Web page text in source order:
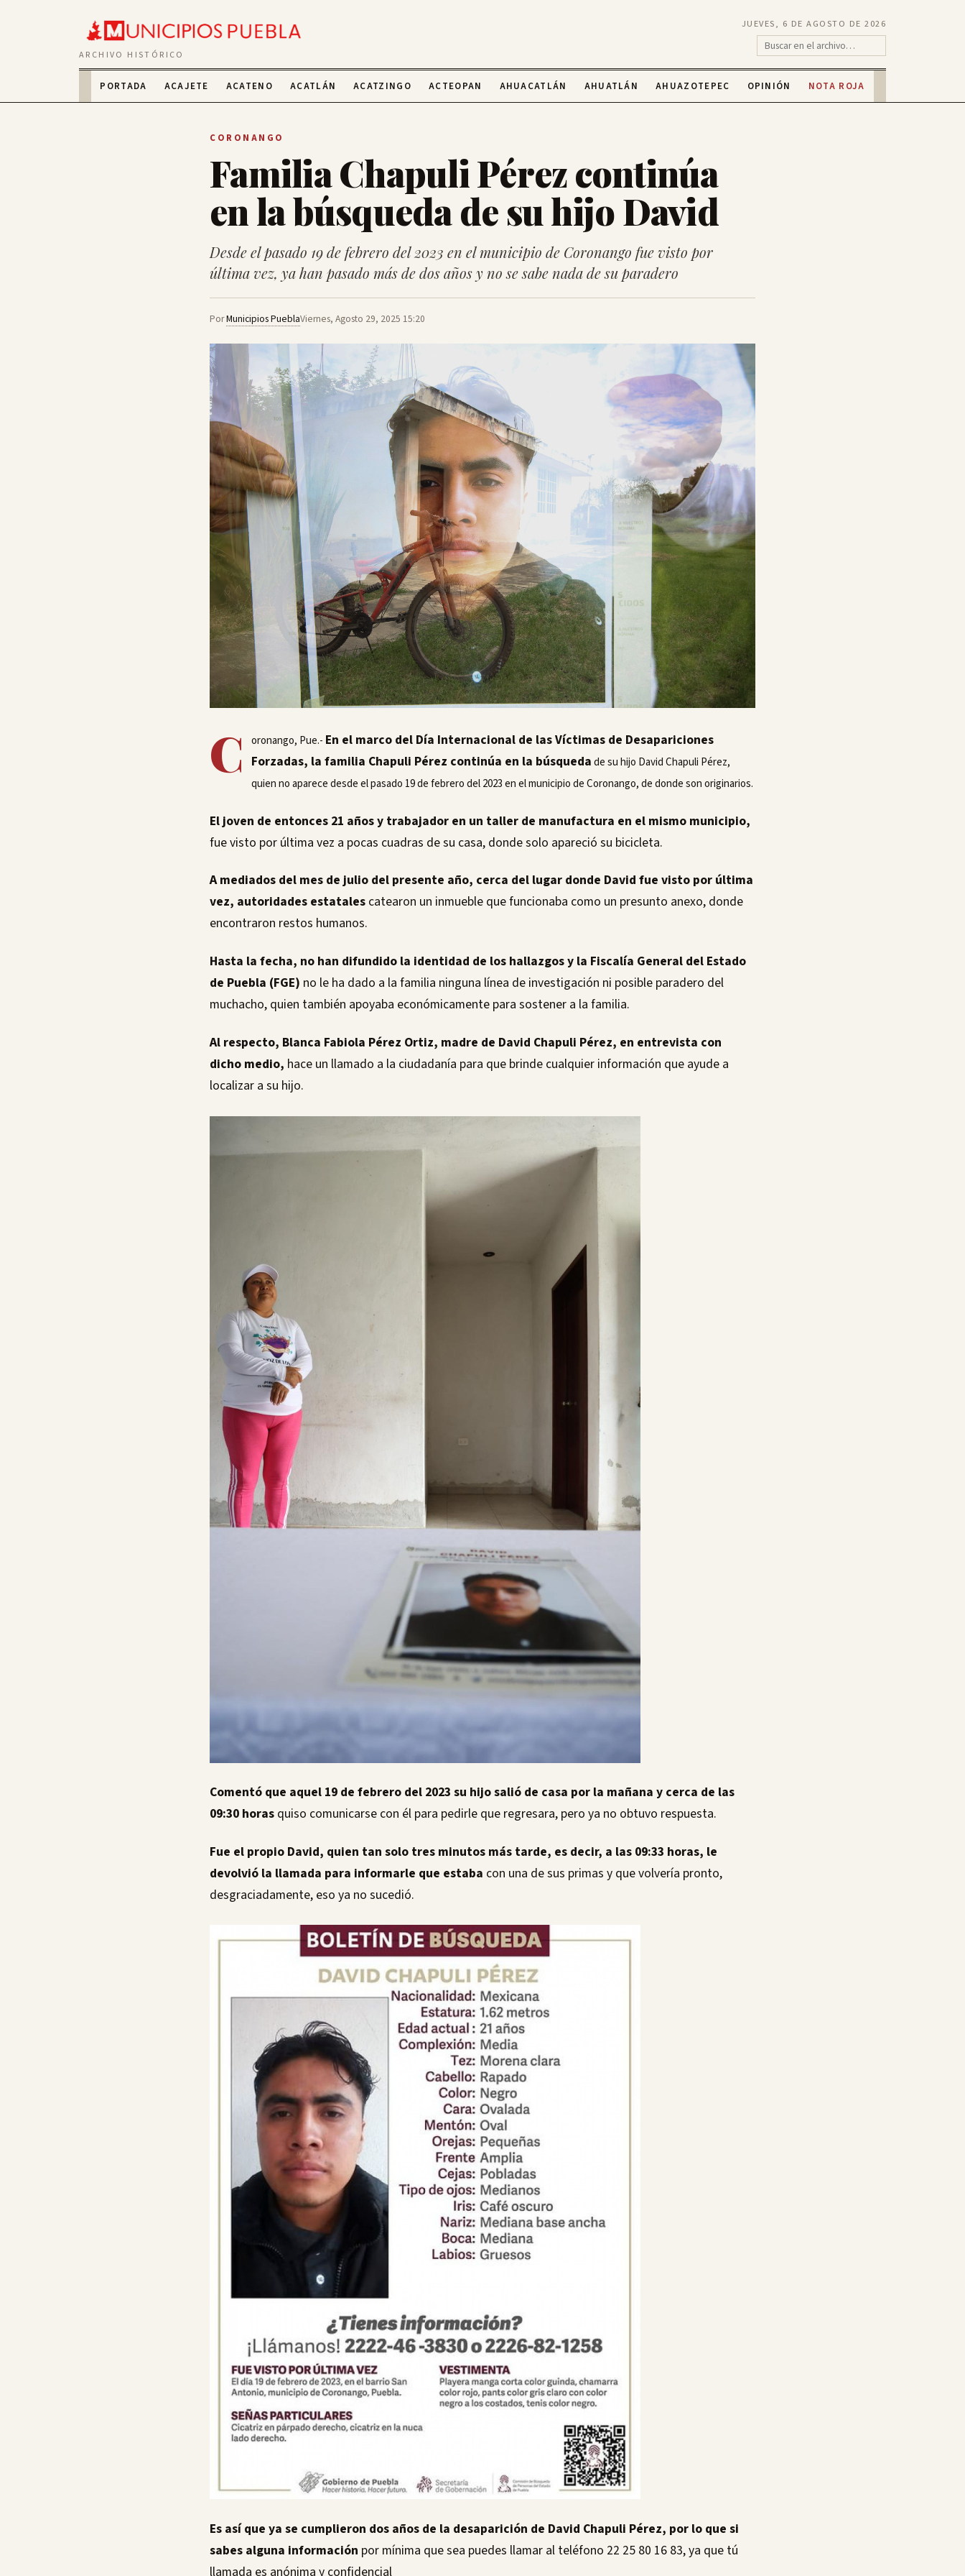
ARCHIVO HISTÓRICO
JUEVES, 6 DE AGOSTO DE 2026
PORTADA ACAJETE ACATENO ACATLÁN ACATZINGO ACTEOPAN AHUACATLÁN AHUATLÁN AHUAZOTEPEC OPINIÓN NOTA ROJA
CORONANGO
Familia Chapuli Pérez continúa
en la búsqueda de su hijo David
Desde el pasado 19 de febrero del 2023 en el municipio de Coronango fue visto por
última vez, ya han pasado más de dos años y no se sabe nada de su paradero
PorMunicipios PueblaViernes, Agosto 29, 2025 15:20
C oronango, Pue.- En el marco del Día Internacional de las Víctimas de Desapariciones
Forzadas, la familia Chapuli Pérez continúa en la búsquedade su hijo David Chapuli Pérez,
quien no aparece desde el pasado 19 de febrero del 2023 en el municipio de Coronango, de donde son originarios.
El joven de entonces 21 años y trabajador en un taller de manufactura en el mismo municipio,
fue visto por última vez a pocas cuadras de su casa, donde solo apareció su bicicleta.
A mediados del mes de julio del presente año, cerca del lugar donde David fue visto por última
vez, autoridades estatales catearon un inmueble que funcionaba como un presunto anexo, donde
encontraron restos humanos.
Hasta la fecha, no han difundido la identidad de los hallazgos y la Fiscalía General del Estado
de Puebla (FGE) no le ha dado a la familia ninguna línea de investigación ni posible paradero del
muchacho, quien también apoyaba económicamente para sostener a la familia.
Al respecto, Blanca Fabiola Pérez Ortiz, madre de David Chapuli Pérez, en entrevista con
dicho medio, hace un llamado a la ciudadanía para que brinde cualquier información que ayude a
localizar a su hijo.
Comentó que aquel 19 de febrero del 2023 su hijo salió de casa por la mañana y cerca de las
09:30 horas quiso comunicarse con él para pedirle que regresara, pero ya no obtuvo respuesta.
Fue el propio David, quien tan solo tres minutos más tarde, es decir, a las 09:33 horas, le
devolvió la llamada para informarle que estaba con una de sus primas y que volvería pronto,
desgraciadamente, eso ya no sucedió.
Es así que ya se cumplieron dos años de la desaparición de David Chapuli Pérez, por lo que si
sabes alguna información por mínima que sea puedes llamar al teléfono 22 25 80 16 83, ya que tú
llamada es anónima y confidencial